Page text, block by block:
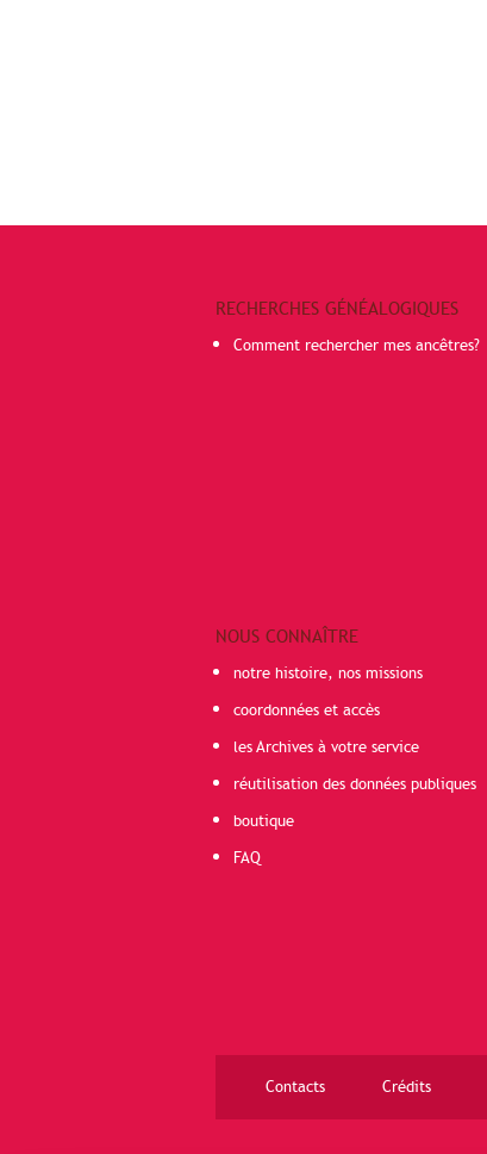
RECHERCHES GÉNÉALOGIQUES
Comment rechercher mes ancêtres?
NOUS CONNAÎTRE
notre histoire, nos missions
coordonnées et accès
les Archives à votre service
réutilisation des données publiques
boutique
FAQ
Contacts Crédits